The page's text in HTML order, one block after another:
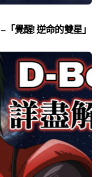
「覺醒! 逆命的雙星」